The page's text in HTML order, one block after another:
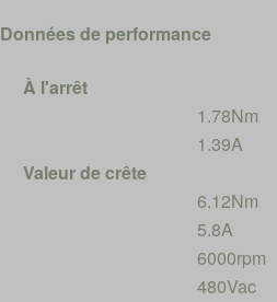
Données de performance
À l'arrêt
1.78Nm
1.39A
Valeur de crête
6.12Nm
5.8A
6000rpm
480Vac